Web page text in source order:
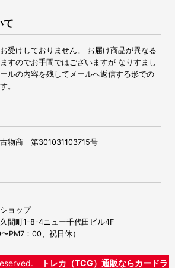
て
受けしておりません。 お届け商品が異なる
すのでお手間ではございますが なりすまし
ルの内容を残してメールへ返信する形での
。
物商 第301031103715号
ョップ
間町1-8-4ニュー千代田ビル4F
PM7：00、祝日休）
トレカ（TCG）通販ならカードラ